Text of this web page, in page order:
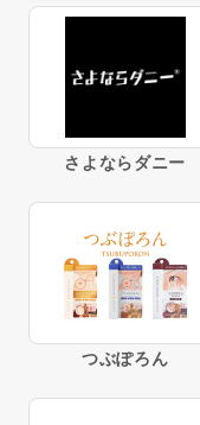
さよならダニー
つぶぽろん